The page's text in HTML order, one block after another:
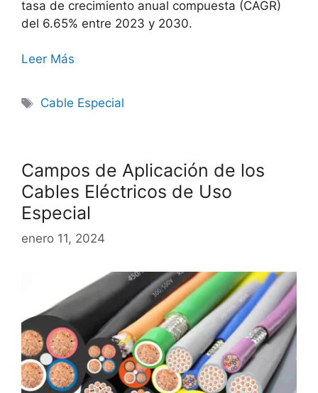
tasa de crecimiento anual compuesta (CAGR)
del 6.65% entre 2023 y 2030.
Leer Más
Cable Especial
Campos de Aplicación de los
Cables Eléctricos de Uso
Especial
enero 11, 2024